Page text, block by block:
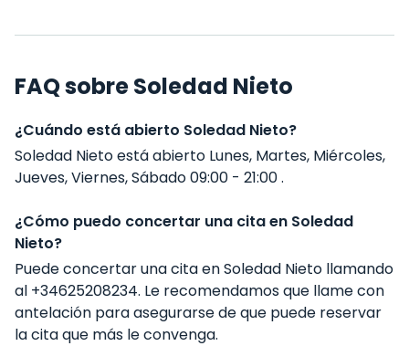
FAQ sobre Soledad Nieto
¿Cuándo está abierto Soledad Nieto?
Soledad Nieto está abierto Lunes, Martes, Miércoles,
Jueves, Viernes, Sábado 09:00 - 21:00 .
¿Cómo puedo concertar una cita en Soledad
Nieto?
Puede concertar una cita en Soledad Nieto llamando
al +34625208234. Le recomendamos que llame con
antelación para asegurarse de que puede reservar
la cita que más le convenga.